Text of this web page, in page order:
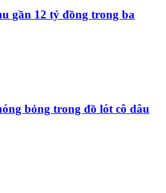
gần 12 tỷ đồng trong ba
bỏng trong đồ lót cô dâu